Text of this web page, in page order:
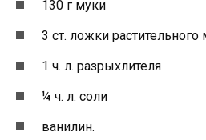
130 г муки
3 ст. ложки растительного
1 ч. л. разрыхлителя
¼ ч. л. соли
ванилин.